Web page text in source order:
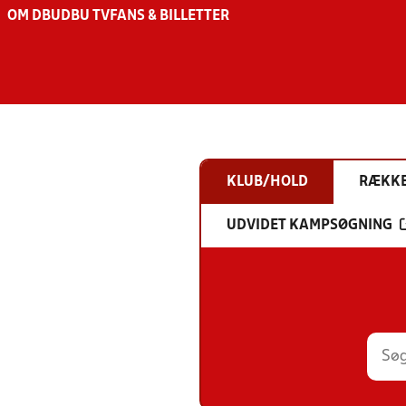
OM DBU DBU TV FANS & BILLETTER
KLUB/HOLD
UDVIDET KAMPSØGNING